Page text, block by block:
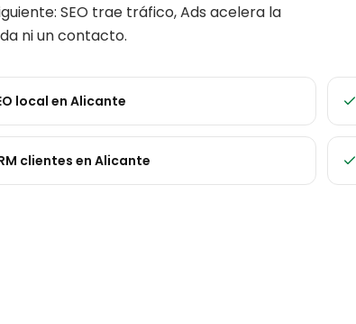
SEO trae tráfico, Ads acelera la
ni un contacto.
local enAlicante
clientesenAlicante